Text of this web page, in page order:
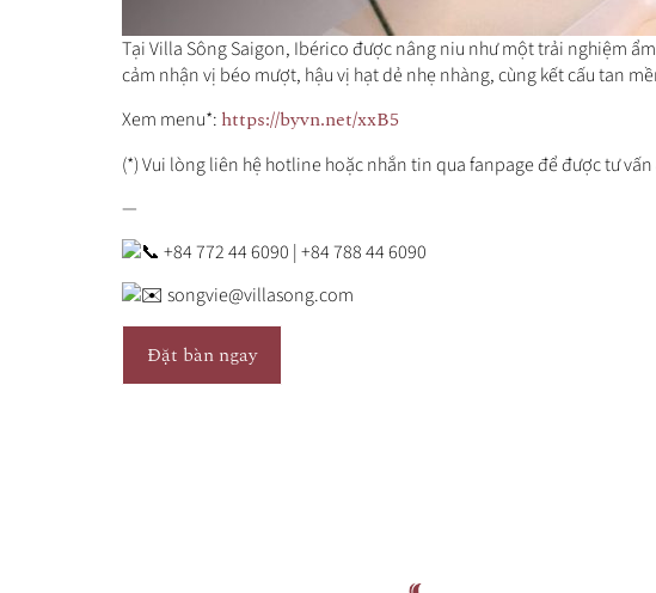
Tại Villa Sông Saigon, Ibérico được nâng niu như một trải nghiệm
cảm nhận vị béo mượt, hậu vị hạt dẻ nhẹ nhàng, cùng kết cấu tan
Xem menu*: https://byvn.net/xxB5
(*) Vui lòng liên hệ hotline hoặc nhắn tin qua fanpage để được tư vấn
—
+84 772 44 6090 | +84 788 44 6090
songvie@villasong.com
Đặt bàn ngay